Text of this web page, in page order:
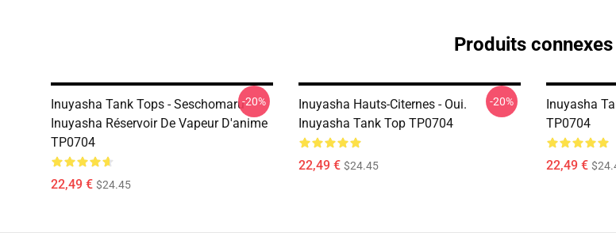
Produits connexes
Inuyasha Tank Tops - Seschomaru
Inuyasha Réservoir De Vapeur D'anime
TP0704
22,49 € $24.45
-20%
Inuyasha Hauts-Citernes - Oui.
Inuyasha Tank Top TP0704
22,49 € $24.45
-20%
Inuyasha
TP0704
22,49 €